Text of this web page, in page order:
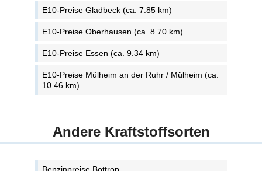
E10-Preise Gladbeck (ca. 7.85 km)
E10-Preise Oberhausen (ca. 8.70 km)
E10-Preise Essen (ca. 9.34 km)
E10-Preise Mülheim an der Ruhr / Mülheim (ca.
10.46 km)
Andere Kraftstoffsorten